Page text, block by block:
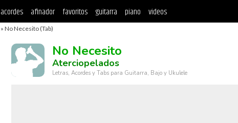
acordes afinador favoritos guitarra piano videos
» No Necesito (Tab)
No Necesito
Aterciopelados
Letras, Acordes y Tabs para Guitarra, Bajo y Ukulele